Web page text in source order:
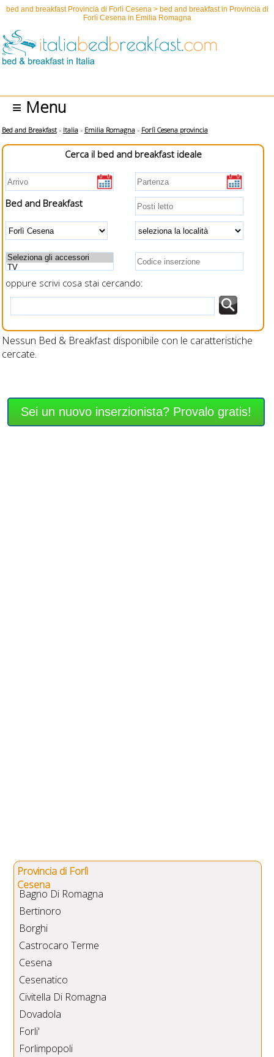
bed and breakfast Provincia di Forlì Cesena > bed and breakfast in Provincia di
Forlì Cesena in Emilia Romagna
≡ Menu
Bed and Breakfast Italia Emilia Romagna Forlì Cesena provincia
Cerca il bed and breakfast ideale
Bed and Breakfast
oppure scrivi cosa stai cercando:
Nessun Bed & Breakfast disponibile con le caratteristiche
cercate.
Sei un nuovo inserzionista? Provalo gratis!
Provincia di Forlì
Cesena
Bagno Di Romagna
Bertinoro
Borghi
Castrocaro Terme
Cesena
Cesenatico
Civitella Di Romagna
Dovadola
Forli'
Forlimpopoli